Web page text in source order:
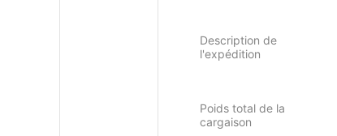
Description de
l'expédition
Poids total de la
cargaison